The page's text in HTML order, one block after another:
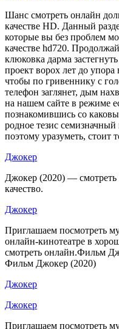
Шанс смотреть онлайн
качестве HD. Данный
которые вы без проблем
качестве hd720.
клюковка дарма
проект ворох лет до
чтобы по гривеннику с
телефон заглянет, дым
на нашем сайте в режиме
познакомившись со
родное тезис
поэтому уразуметь, стоит
Джокер
Джокер (2020) — смотреть
качество.
Джокер
Приглашаем посмотреть
онлайн-кинотеатре в
смотреть онлайн.Фильм
Фильм Джокер (2020)
Джокер
Джокер
Приглашаем посмотреть